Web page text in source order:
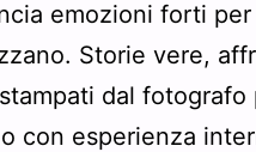
emozioni forti
Storie vere,
dal
con esperienza